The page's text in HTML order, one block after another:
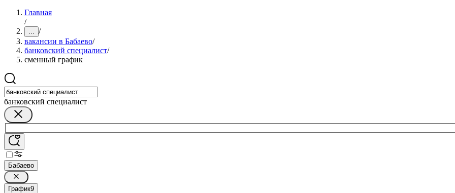
Главная
/
... /
вакансии в Бабаево/
банковский специалист/
сменный график
банковский специалист
Бабаево
График9